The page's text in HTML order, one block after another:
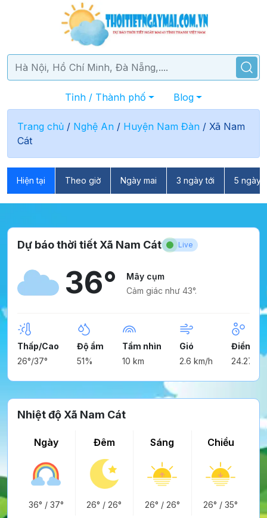
Tỉnh / Thành phố Blog
Trang chủ / Nghệ An / Huyện Nam Đàn / Xã Nam
Cát
Hiện tại Theo giờ Ngày mai 3 ngày tới 5 ngày
Dự báo thời tiết Xã Nam Cát Live
36°
Mây cụm
Cảm giác như 43°.
Thấp/Cao
26°/37°
Độ ẩm
51%
Tầm nhìn
10 km
Gió
2.6 km/h
Điểm
24.27°
Nhiệt độ Xã Nam Cát
Ngày
36° / 37°
Đêm
26° /26°
Sáng
26° / 26°
Chiều
26° /35°